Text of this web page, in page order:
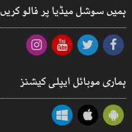
ہمیں سوشل میڈیا پر فالو کریں
ہماری موبائل ایپلی کیشنز